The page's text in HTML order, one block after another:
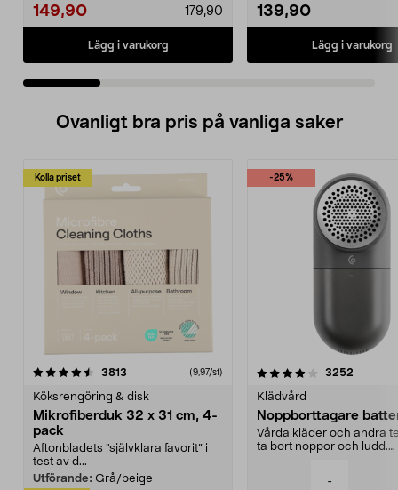
-
149,90 179,90
Lägg i varukorg
139,90
Lägg i varukorg
Ovanligt bra pris på vanliga saker
Kolla priset
3813 (9,97/st)
Köksrengöring & disk
Mikrofiberduk 32 x 31 cm, 4-
pack
Aftonbladets "självklara favorit” i
test av d...
Utförande: Grå/beige
-25%
4.0av 5 stjärnor 3252
Klädvård
Noppborttagare
Vårda kläder och andra
ta bort noppor och ludd.
4.5av 5 stjärnor